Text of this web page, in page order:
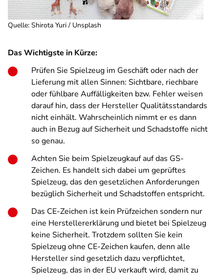
Quelle: Shirota Yuri / Unsplash
Das Wichtigste in Kürze:
Prüfen Sie Spielzeug im Geschäft oder nach der
Lieferung mit allen Sinnen: Sichtbare, riechbare
oder fühlbare Auffälligkeiten bzw. Fehler weisen
darauf hin, dass der Hersteller Qualitätsstandards
nicht einhält. Wahrscheinlich nimmt er es dann
auch in Bezug auf Sicherheit und Schadstoffe nicht
so genau.
Achten Sie beim Spielzeugkauf auf das GS-
Zeichen. Es handelt sich dabei um geprüftes
Spielzeug, das den gesetzlichen Anforderungen
bezüglich Sicherheit und Schadstoffen entspricht.
Das CE-Zeichen ist kein Prüfzeichen sondern nur
eine Herstellererklärung und bietet bei Spielzeug
keine Sicherheit. Trotzdem sollten Sie kein
Spielzeug ohne CE-Zeichen kaufen, denn alle
Hersteller sind gesetzlich dazu verpflichtet,
Spielzeug, das in der EU verkauft wird, damit zu